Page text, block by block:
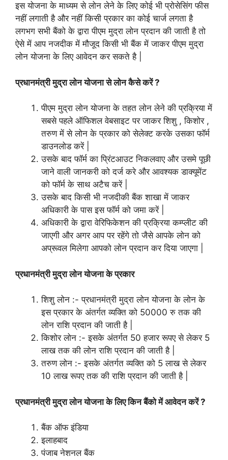
इस योजना के माध्यम से लोन लेने के लिए कोई भी प्रोसेसिंग फीस
नहीं लगाती है और नहीं किसी प्रकार का कोई चार्ज लगता है
लगभग सभी बैंको के द्वारा पीएम मुद्रा लोन प्रदान की जाती है तो
ऐसे में आप नजदीक में मौजूद किसी भी बैंक में जाकर पीएम मुद्रा
लोन योजना के लिए आवेदन कर सकते है |
प्रधानमंत्री मुद्रा लोन योजना से लोन कैसे करें ?
पीएम मुद्रा लोन योजना के तहत लोन लेने की प्रक्रिया में
सबसे पहले ऑफिशल वेबसाइट पर जाकर शिशु , किशोर ,
तरुण में से लोन के प्रकार को सेलेक्ट करके उसका फॉर्म
डाउनलोड करें |
उसके बाद फॉर्म का प्रिंटआउट निकलवाए और उसमे पूछी
जाने वाली जानकरी को दर्ज करे और आवश्यक डाक्यूमेंट
को फॉर्म के साथ अटैच करें |
उसके बाद किसी भी नजदीकी बैंक शाखा में जाकर
अधिकारी के पास इस फॉर्म को जमा करें |
अधिकारी के द्वारा वेरिफिकेशन की प्रक्रिया कम्प्लीट की
जाएगी और अगर आप पर रहेंगे तो जैसे आपके लोन को
अप्रूवल मिलेगा आपको लोन प्रदान कर दिया जाएगा |
प्रधानमंत्री मुद्रा लोन योजना के प्रकार
शिशु लोन :- प्रधानमंत्री मुद्रा लोन योजना के लोन के
इस प्रकार के अंतर्गत व्यक्ति को 50000 रु तक की
लोन राशि प्रदान की जाती है |
किशोर लोन :- इसके अंतर्गत 50 हजार रूपए से लेकर 5
लाख तक की लोन राशि प्रदान की जाती है |
तरुण लोन :- इसके अंतर्गत व्यक्ति को 5 लाख से लेकर
10 लाख रूपए तक की राशि प्रदान की जाती है |
प्रधानमंत्री मुद्रा लोन योजना के लिए किन बैंको में आवेदन करें ?
बैंक ऑफ इंडिया
इलाहबाद
पंजाब नेशनल बैंक